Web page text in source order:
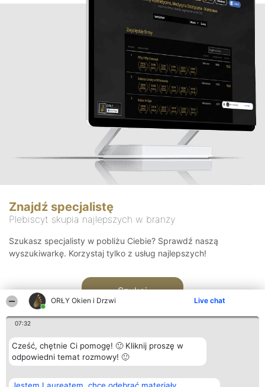
ORŁY Okien i Drzwi Live chat
07:32
Cześć, chętnie Ci pomogę! 🙂 Kliknij proszę w
odpowiedni temat rozmowy! 🙂
Znajdź specjalistę
Plebiscyt skupia najlepszych w branży
Szukasz specjalisty w pobliżu Ciebie? Sprawdź naszą
wyszukiwarkę. Korzystaj tylko z usług najlepszych!
Szukaj
Organizator plebiscytu Plebiscyt Kontakt